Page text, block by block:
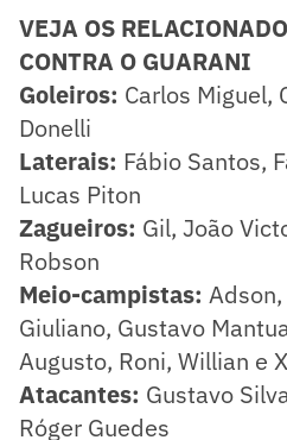
VEJA OS
CONTRA O GUARANI
Goleiros: Carlos Miguel,
Donelli
Laterais: Fábio Santos,
Lucas Piton
Zagueiros: Gil, João
Robson
Meio-campistas:
Giuliano, Gustavo
Augusto, Roni, Willian e
Atacantes: Gustavo
Róger Guedes